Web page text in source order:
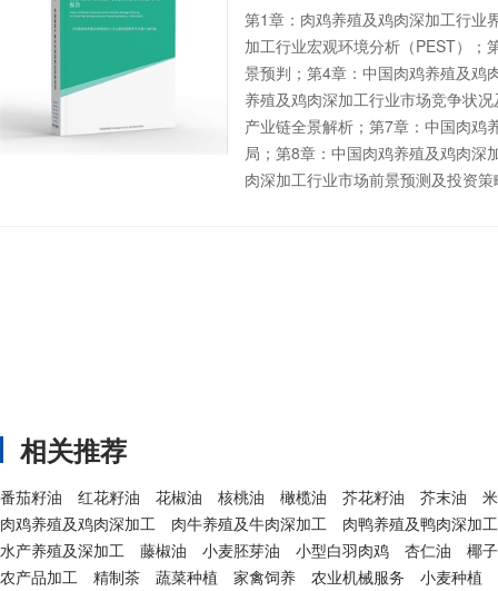
第1章：肉鸡养殖及鸡肉深加工行业
加工行业宏观环境分析（PEST）；
景预判；第4章：中国肉鸡养殖及鸡
养殖及鸡肉深加工行业市场竞争状
产业链全景解析；第7章：中国肉鸡
局；第8章：中国肉鸡养殖及鸡肉深
肉深加工行业市场前景预测及投资
相关推荐
番茄籽油 红花籽油 花椒油 核桃油 橄榄油 芥花籽油 芥末油
肉鸡养殖及鸡肉深加工
肉牛养殖及牛肉深加工
肉鸭养殖及鸭肉深加工
水产养殖及深加工
藤椒油 小麦胚芽油 小型白羽肉鸡 杏仁油
椰
农产品加工
精制茶 蔬菜种植 家禽饲养 农业机械服务
小麦种植